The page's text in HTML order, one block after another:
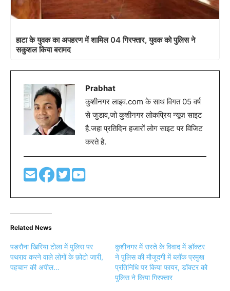
हाटा के युवक का अपहरण में शामिल 04 गिरफ्तार, युवक को पुलिस ने
सकुशल किया बरामद
Prabhat
कुशीनगर लाइव.com के साथ विगत 05 वर्ष
से जुडाव,जो कुशीनगर लोकप्रिय न्यूज़ साइट
है.जहा प्रतिदिन हजारों लोग साइट पर विजिट
करते है.
Related News
पडरौना खिरिया टोला में पुलिस पर
पथराव करने वाले लोगों के फ़ोटो जारी,
पहचान की अपील…
कुशीनगर में रास्ते के विवाद में डॉक्टर
ने पुलिस की मौजूदगी में ब्लॉक प्रमुख
प्रतिनिधि पर किया फायर, डॉक्टर को
पुलिस ने किया गिरफ्तार